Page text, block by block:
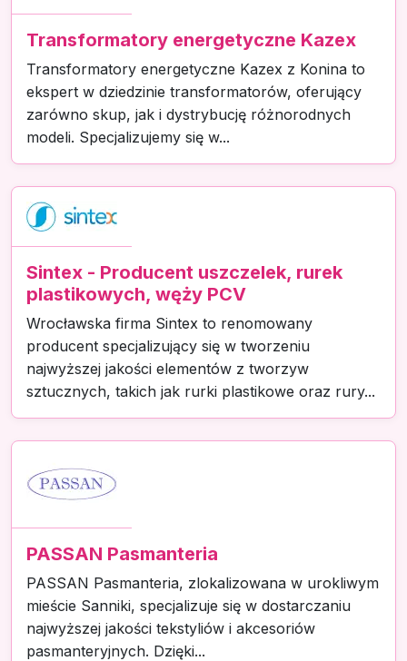
Transformatory energetyczne Kazex
Transformatory energetyczne Kazex z Konina to
ekspert w dziedzinie transformatorów, oferujący
zarówno skup, jak i dystrybucję różnorodnych
modeli. Specjalizujemy się w...
Sintex - Producent uszczelek, rurek
plastikowych, węży PCV
Wrocławska firma Sintex to renomowany
producent specjalizujący się w tworzeniu
najwyższej jakości elementów z tworzyw
sztucznych, takich jak rurki plastikowe oraz rury...
PASSAN Pasmanteria
PASSAN Pasmanteria, zlokalizowana w urokliwym
mieście Sanniki, specjalizuje się w dostarczaniu
najwyższej jakości tekstyliów i akcesoriów
pasmanteryjnych. Dzięki...